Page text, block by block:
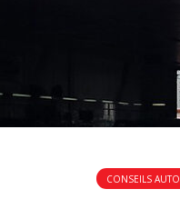
CONSEILS AUTO